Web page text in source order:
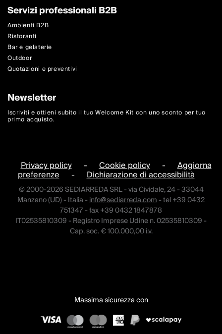
Servizi professionali B2B
Ambienti B2B
Ristoranti
Bar e gelaterie
Outdoor
Quotazioni e preventivi
Newsletter
Iscriviti e ottieni subito il tuo Welcome Kit con uno sconto per tuo
primo acquisto.
Privacy policy - Cookie policy - Aggiorna
preferenze - Dichiarazione di accessibilità
© 2000-2026 SEDIARREDA SRL - via Cividale, 24 - 33044
Manzano (UD) - Italia -info@sediarreda.com- tel +39 0432
751347 - fax +39 0432 1847878
IT02535810309 - Registro Imprese Udine n. 02535810309 -
Cap. soc. € 100.000,00 i.v.
Massima sicurezza con